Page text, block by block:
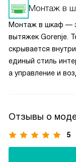
Рекомендуется
сохранения
оснащены
не требует
вытяжки.
Монтаж в
Монтаж в шкаф —
вытяжек Gorenje.
скрывается
единый стиль
а управление и
точных размеров,
и усиленного
и отвода воздуха.
функционально —
Отзывы о
5